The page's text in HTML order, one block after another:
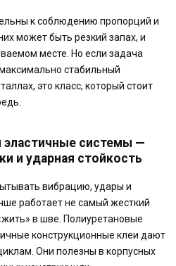
к соблюдению пропорций и
может быть резкий запах, и
месте. Но если задача
стабильный
это класс, который стоит
эластичные системы —
и ударная стойкость
вибрацию, удары и
работает не самый жесткий
в шве. Полиуретановые
конструкционные клеи дают
Они полезны в корпусных